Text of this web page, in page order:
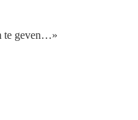
te geven…»